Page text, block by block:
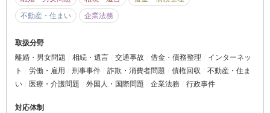
不動産・住まい
企業法務
取扱分野
離婚・男女問題
相続・遺言 交通事故 借金・債務整理
インターネッ
ト
労働・雇用 刑事事件 詐欺・消費者問題 債権回収
不動産・住ま
い
医療・介護問題 外国人・国際問題 企業法務 行政事件
対応体制